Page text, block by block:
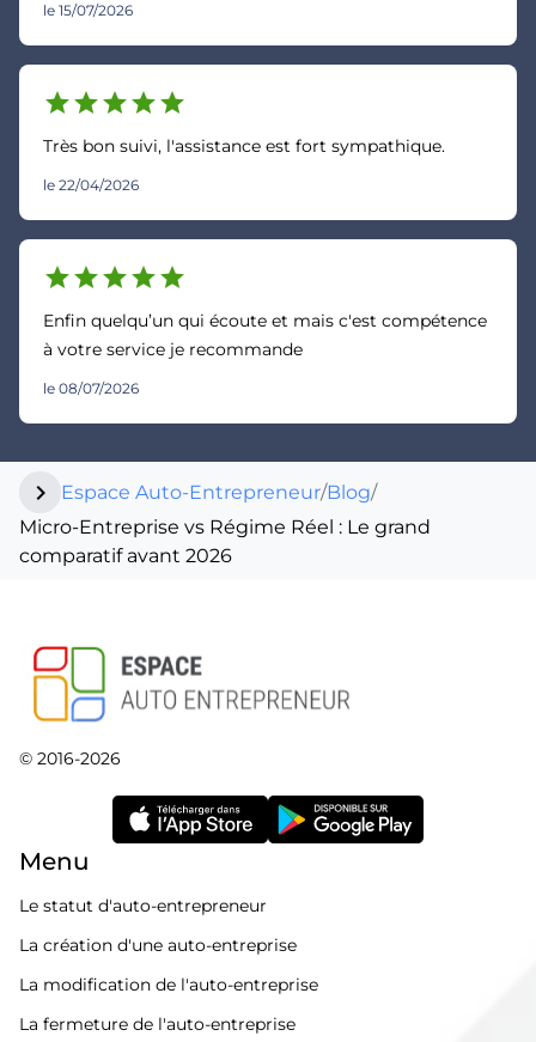
le 15/07/2026
starstarstarstarstar
Très bon suivi, l'assistance est fort sympathique.
le 22/04/2026
starstarstarstarstar
Enfin quelqu’un qui écoute et mais c'est compétence
à votre service je recommande
le 08/07/2026
chevron_right Espace Auto-Entrepreneur/Blog/
Micro-Entreprise vs Régime Réel : Le grand
comparatif avant 2026
© 2016-2026
Menu
Le statut d'auto-entrepreneur
La création d'une auto-entreprise
La modification de l'auto-entreprise
La fermeture de l'auto-entreprise